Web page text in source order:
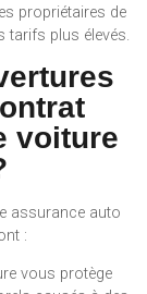
propriétaires de
tarifs plus élevés.
voiture
assurance auto
:
vous protège